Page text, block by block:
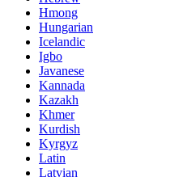
Hmong
Hungarian
Icelandic
Igbo
Javanese
Kannada
Kazakh
Khmer
Kurdish
Kyrgyz
Latin
Latvian